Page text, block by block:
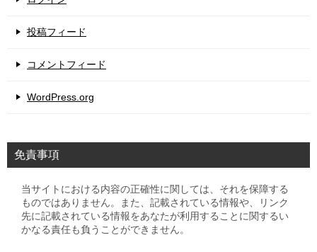
投稿フィード
コメントフィード
WordPress.org
免責事項
当サイトにおける内容の正確性に関しては、それを保障する
ものではありません。また、記載されている情報や、リンク
先に記載されている情報をあなたが利用することに関するい
かなる責任も負うことができません。